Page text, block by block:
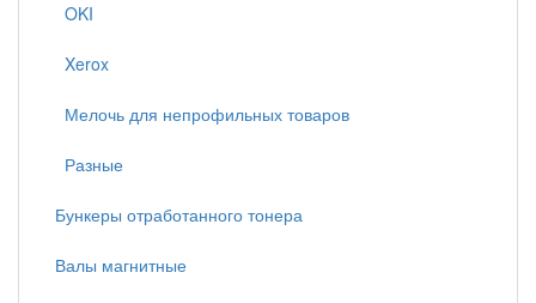
OKI
Xerox
Мелочь для непрофильных товаров
Разные
Бункеры отработанного тонера
Валы магнитные